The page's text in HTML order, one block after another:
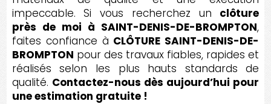
impeccable. Si vous recherchez un clôture
près de moi à SAINT-DENIS-DE-BROMPTON,
faites confiance à CLÔTURE SAINT-DENIS-DE-
BROMPTON pour des travaux fiables, rapides et
réalisés selon les plus hauts standards de
qualité. Contactez-nous dès aujourd’hui pour
une estimation gratuite !